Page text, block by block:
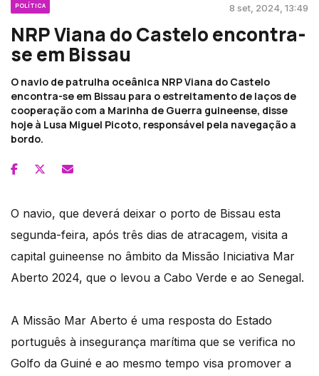
POLÍTICA 8 set, 2024, 13:49
NRP Viana do Castelo encontra-
se em Bissau
O navio de patrulha oceânica NRP Viana do Castelo
encontra-se em Bissau para o estreitamento de laços de
cooperação com a Marinha de Guerra guineense, disse
hoje à Lusa Miguel Picoto, responsável pela navegação a
bordo.
O navio, que deverá deixar o porto de Bissau esta
segunda-feira, após três dias de atracagem, visita a
capital guineense no âmbito da Missão Iniciativa Mar
Aberto 2024, que o levou a Cabo Verde e ao Senegal.
A Missão Mar Aberto é uma resposta do Estado
português à insegurança marítima que se verifica no
Golfo da Guiné e ao mesmo tempo visa promover a